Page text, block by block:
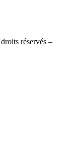
réservés –